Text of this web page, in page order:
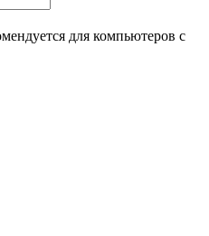
для компьютеров с